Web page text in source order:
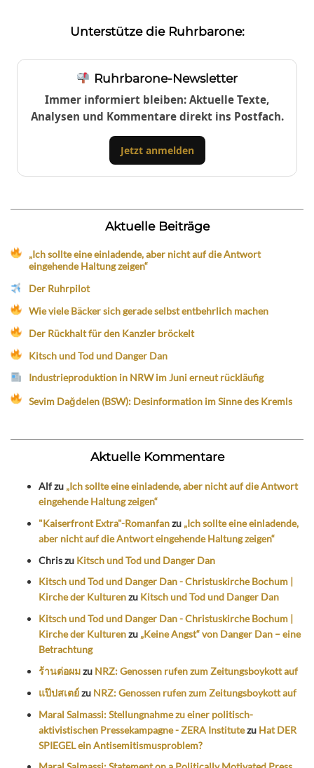
Unterstütze die Ruhrbarone:
Ruhrbarone-Newsletter
Immer informiert bleiben: Aktuelle Texte,
Analysen und Kommentare direkt ins Postfach.
Jetzt anmelden
Aktuelle Beiträge
„Ich sollte eine einladende, aber nicht auf die Antwort
eingehende Haltung zeigen“
Der Ruhrpilot
Wie viele Bäcker sich gerade selbst entbehrlich machen
Der Rückhalt für den Kanzler bröckelt
Kitsch und Tod und Danger Dan
Industrieproduktion in NRW im Juni erneut rückläufig
Sevim Dağdelen (BSW): Desinformation im Sinne des Kremls
Aktuelle Kommentare
Alfzu „Ich sollte eine einladende, aber nicht auf die Antwort
eingehende Haltung zeigen“
"Kaiserfront Extra"-Romanfanzu „Ich sollte eine einladende,
aber nicht auf die Antwort eingehende Haltung zeigen“
Chriszu Kitsch und Tod und Danger Dan
Kitsch und Tod und Danger Dan - Christuskirche Bochum |
Kirche der Kulturenzu Kitsch und Tod und Danger Dan
Kitsch und Tod und Danger Dan - Christuskirche Bochum |
Kirche der Kulturenzu „Keine Angst“ von Danger Dan – eine
Betrachtung
ร้านต่อผมzu NRZ: Genossen rufen zum Zeitungsboykott auf
แป๊ปสเตย์zu NRZ: Genossen rufen zum Zeitungsboykott auf
Maral Salmassi: Stellungnahme zu einer politisch-
aktivistischen Pressekampagne - ZERA Institutezu Hat DER
SPIEGEL ein Antisemitismusproblem?